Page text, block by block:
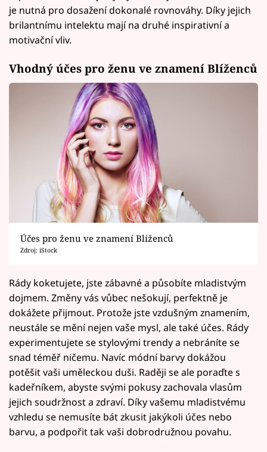
je nutná pro dosažení dokonalé rovnováhy. Díky jejich
brilantnímu intelektu mají na druhé inspirativní a
motivační vliv.
Vhodný účes pro ženu ve znamení Blíženců
Účes pro ženu ve znamení Blíženců
Zdroj: iStock
Rády koketujete, jste zábavné a působíte mladistvým
dojmem. Změny vás vůbec nešokují, perfektně je
dokážete přijmout. Protože jste vzdušným znamením,
neustále se mění nejen vaše mysl, ale také účes. Rády
experimentujete se stylovými trendy a nebráníte se
snad téměř ničemu. Navíc módní barvy dokážou
potěšit vaši uměleckou duši. Raději se ale poraďte s
kadeřníkem, abyste svými pokusy zachovala vlasům
jejich soudržnost a zdraví. Díky vašemu mladistvému
vzhledu se nemusíte bát zkusit jakýkoli účes nebo
barvu, a podpořit tak vaši dobrodružnou povahu.